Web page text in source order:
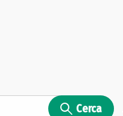
Cerca